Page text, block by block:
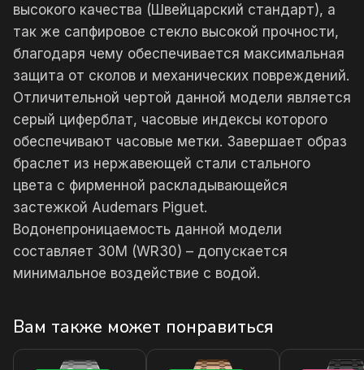
высокого качества (Швейцарский стандарт), а
так же сапфировое стекло высокой прочности,
благодаря чему обеспечивается максимальная
защита от сколов и механических повреждений.
Отличительной чертой данной модели является
серый циферблат, часовые индексы которого
обеспечивают часовые метки. Завершает образ
браслет из нержавеющей стали стального
цвета с фирменной раскладывающейся
застежкой Audemars Piguet.
Водонепроницаемость данной модели
составляет 30М (WR30) – допускается
минимальное воздействие с водой.
Вам также может понравиться